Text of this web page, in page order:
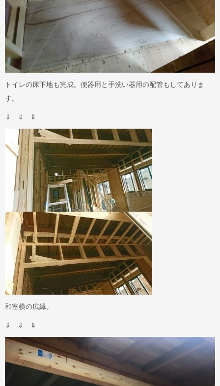
トイレの床下地も完成。便器用と手洗い器用の配管もしてありま
す。
⇓ ⇓ ⇓
和室横の広縁。
⇓ ⇓ ⇓